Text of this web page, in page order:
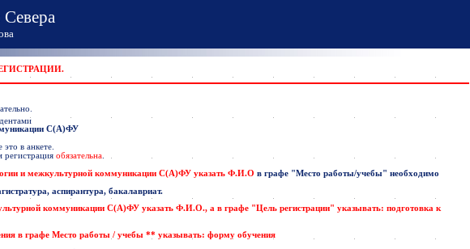
С(А)ФУ
в анкете.
регистрация обязательна
и межкультурной коммуникации С(А)ФУ указать Ф.И.О в графе "Место работы/учебы" необходимо
аспирантура, бакалавриат.
коммуникации С(А)ФУ указать Ф.И.О., а в графе "Цель регистрации" указывать: подготовка к
в графе Место работы / учебы ** указывать: форму обучения